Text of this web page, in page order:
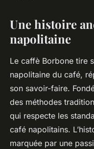
Une histoire
napolitaine
Le caffè Borbone tire
napolitaine du café,
son savoir-faire.
des méthodes
qui respecte les
café napolitains.
marquée par une